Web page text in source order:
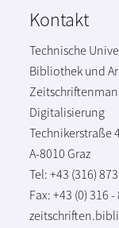
Kontakt
Technische
Bibliothek und
Digitalisierung
Technikerstraße
A-8010 Graz
Tel: +43 (316)
Fax: +43 (0) 316